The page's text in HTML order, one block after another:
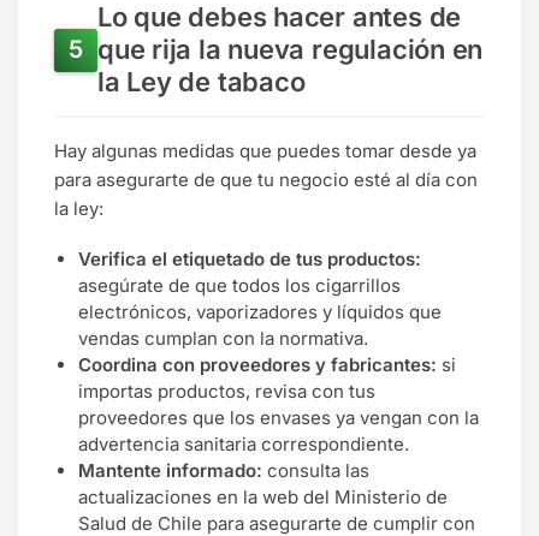
Lo que debes hacer antes de
que rija la nueva regulación en
la Ley de tabaco
Hay algunas medidas que puedes tomar desde ya
para asegurarte de que tu negocio esté al día con
la ley:
Verifica el etiquetado de tus productos:
asegúrate de que todos los cigarrillos
electrónicos, vaporizadores y líquidos que
vendas cumplan con la normativa.
Coordina con proveedores y fabricantes: si
importas productos, revisa con tus
proveedores que los envases ya vengan con la
advertencia sanitaria correspondiente.
Mantente informado: consulta las
actualizaciones en la web del Ministerio de
Salud de Chile para asegurarte de cumplir con